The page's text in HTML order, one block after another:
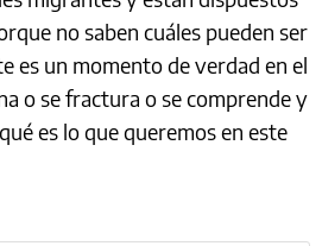
no saben cuáles pueden ser
es un momento de verdad en el
o se fractura o se comprende y
es lo que queremos en este